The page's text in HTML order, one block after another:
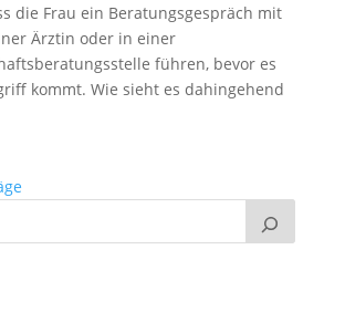
die Frau ein Beratungsgespräch mit
Ärztin oder in einer
führen, bevor es
kommt. Wie sieht es dahingehend